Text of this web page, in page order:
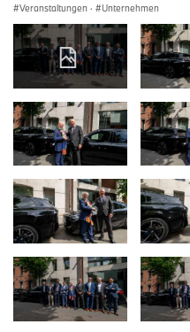
Veranstaltungen · Unternehmen